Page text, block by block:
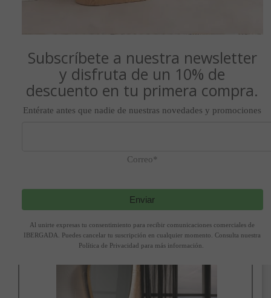
163,00 €
Añadir a la cesta
Subscríbete a nuestra newsletter
y disfruta de un 10% de
descuento en tu primera compra.
Entérate antes que nadie de nuestras novedades y promociones
Correo*
Enviar
Al unirte expresas tu consentimiento para recibir comunicaciones comerciales de
IBERGADA. Puedes cancelar tu suscripción en cualquier momento. Consulta nuestra
Política de Privacidad para más información.